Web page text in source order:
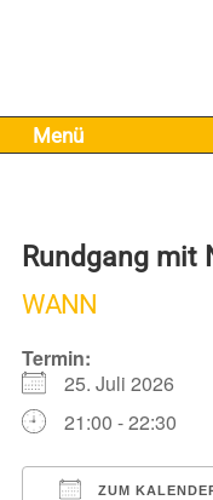
Menü
Rundgang mit
WANN
Termin:
25. Juli 2026
21:00 - 22:30
ZUM